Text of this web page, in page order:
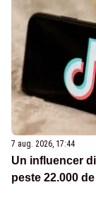
7 aug. 2026, 17:44
Un influencer
peste 22.000